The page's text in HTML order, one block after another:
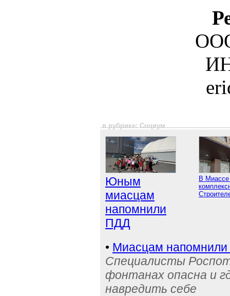
в рубрике: Социум
Юным
миасцам
напомнили
ПДД
В Миассе
• Миасцам напомнили
Специалисты
фонтанах опасна и
навредить себе